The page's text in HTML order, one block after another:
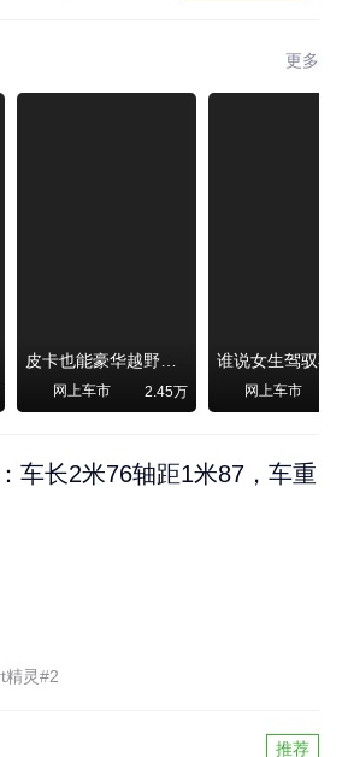
更多
皮卡也能豪华越野！纵横F700上市，限时卖29.99万起
网上车市 2.45万 网上车市
车长2米76轴距1米87，车重
精灵#2
推荐